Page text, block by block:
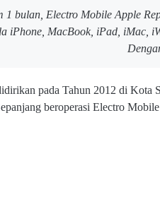
1 bulan, Electro Mobile Apple
iPhone, MacBook, iPad, iMac,
pada Tahun 2012 di Kota
beroperasi Electro